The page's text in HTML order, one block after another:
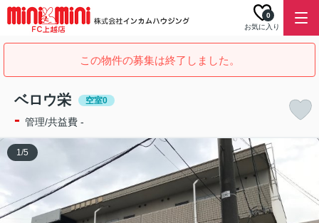
お気に入り
0
この物件の募集は終了しました。
ベロウ栄 空室0
- 管理/共益費 -
1/5